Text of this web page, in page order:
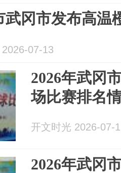
武冈市发布高温
07-13
2026年武冈
场比赛排名
开文时光 2026-07-
2026年武冈